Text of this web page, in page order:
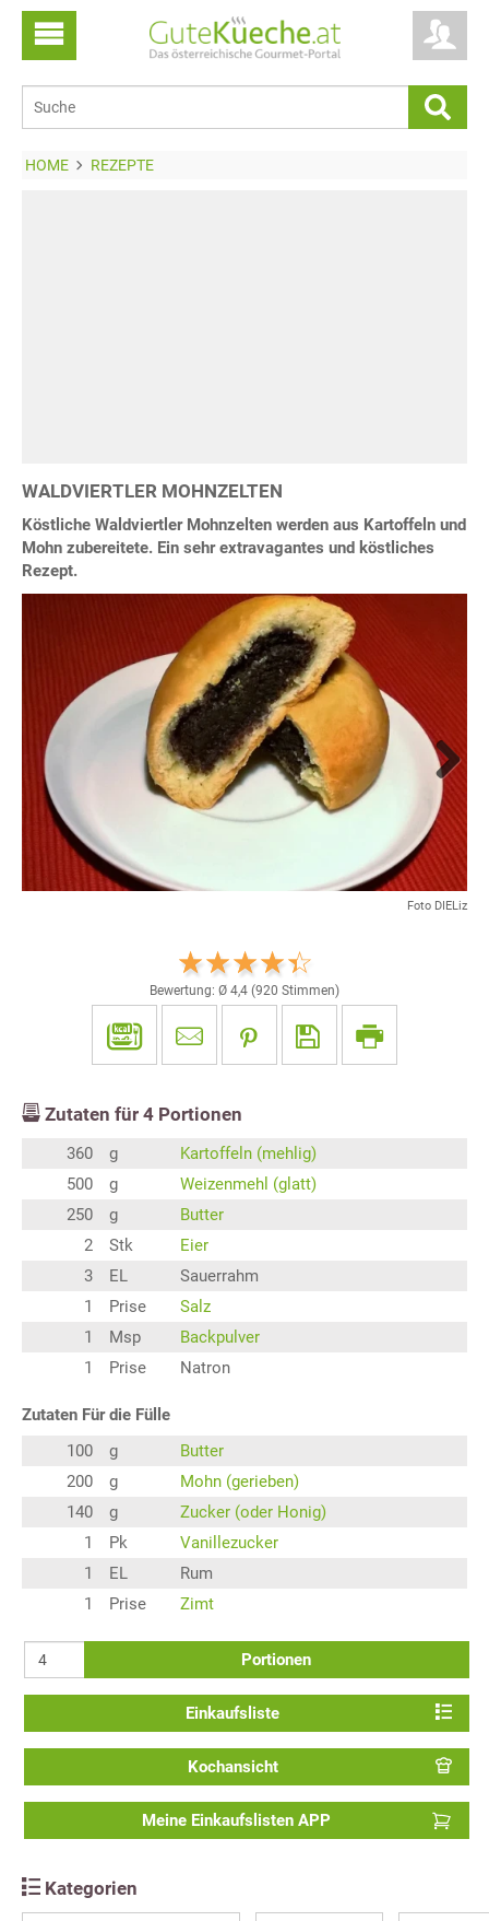
HOME REZEPTE
WALDVIERTLER MOHNZELTEN
Köstliche Waldviertler Mohnzelten werden aus Kartoffeln und
Mohn zubereitete. Ein sehr extravagantes und köstliches
Rezept.
Foto DIELiz
Next
Bewertung: Ø 4,4 (920 Stimmen)
Zutaten für 4 Portionen
360 g
Kartoffeln (mehlig)
500
g
Weizenmehl (glatt)
250
g
Butter
2
Stk
Eier
3
EL
Sauerrahm
1
Prise
Salz
1
Msp
Backpulver
1
Prise Natron
Zutaten Für die Fülle
100
g
Butter
200
g
Mohn (gerieben)
140
g
Zucker (oder Honig)
1
Pk
Vanillezucker
1
EL
Rum
1
Prise Zimt
Portionen
Einkaufsliste
Kochansicht
Meine Einkaufslisten APP
Kategorien